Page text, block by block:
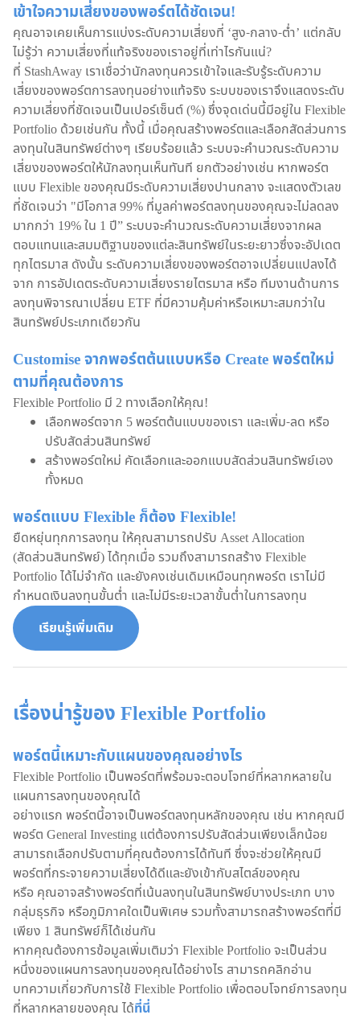
เข้าใจความเสี่ยงของพอร์ตได้ชัดเจน!
คุณอาจเคยเห็นการแบ่งระดับความเสี่ยงที่ ‘สูง-กลาง-ต่ำ’ แต่กลับ
ไม่รู้ว่า ความเสี่ยงที่แท้จริงของเราอยู่ที่เท่าไรกันแน่?
ที่ StashAway เราเชื่อว่านักลงทุนควรเข้าใจและรับรู้ระดับความ
เสี่ยงของพอร์ตการลงทุนอย่างแท้จริง ระบบของเราจึงแสดงระดับ
ความเสี่ยงที่ชัดเจนเป็นเปอร์เซ็นต์ (%) ซึ่งจุดเด่นนี้มีอยู่ใน Flexible
Portfolio ด้วยเช่นกัน ทั้งนี้ เมื่อคุณสร้างพอร์ตและเลือกสัดส่วนการ
ลงทุนในสินทรัพย์ต่างๆ เรียบร้อยแล้ว ระบบจะคำนวณระดับความ
เสี่ยงของพอร์ตให้นักลงทุนเห็นทันที ยกตัวอย่างเช่น หากพอร์ต
แบบ Flexible ของคุณมีระดับความเสี่ยงปานกลาง จะแสดงตัวเลข
ที่ชัดเจนว่า "มีโอกาส 99% ที่มูลค่าพอร์ตลงทุนของคุณจะไม่ลดลง
มากกว่า 19% ใน 1 ปี” ระบบจะคำนวณระดับความเสี่ยงจากผล
ตอบแทนและสมมติฐานของแต่ละสินทรัพย์ในระยะยาวซึ่งจะอัปเดต
ทุกไตรมาส ดังนั้น ระดับความเสี่ยงของพอร์ตอาจเปลี่ยนแปลงได้
จาก การอัปเดตระดับความเสี่ยงรายไตรมาส หรือ ทีมงานด้านการ
ลงทุนพิจารณาเปลี่ยน ETF ที่มีความคุ้มค่าหรือเหมาะสมกว่าใน
สินทรัพย์ประเภทเดียวกัน
Customise จากพอร์ตต้นแบบหรือ Create พอร์ตใหม่
ตามที่คุณต้องการ
Flexible Portfolio มี 2 ทางเลือกให้คุณ!
เลือกพอร์ตจาก 5 พอร์ตต้นแบบของเรา และเพิ่ม-ลด หรือ
ปรับสัดส่วนสินทรัพย์
สร้างพอร์ตใหม่ คัดเลือกและออกแบบสัดส่วนสินทรัพย์เอง
ทั้งหมด
พอร์ตแบบ Flexible ก็ต้อง Flexible!
ยืดหยุ่นทุกการลงทุน ให้คุณสามารถปรับ Asset Allocation
(สัดส่วนสินทรัพย์) ได้ทุกเมื่อ รวมถึงสามารถสร้าง Flexible
Portfolio ได้ไม่จำกัด และยังคงเช่นเดิมเหมือนทุกพอร์ต เราไม่มี
กำหนดเงินลงทุนขั้นต่ำ และไม่มีระยะเวลาขั้นต่ำในการลงทุน
เรียนรู้เพิ่มเติม
เรื่องน่ารู้ของ Flexible Portfolio
พอร์ตนี้เหมาะกับแผนของคุณอย่างไร
Flexible Portfolio เป็นพอร์ตที่พร้อมจะตอบโจทย์ที่หลากหลายใน
แผนการลงทุนของคุณได้
อย่างแรก พอร์ตนี้อาจเป็นพอร์ตลงทุนหลักของคุณ เช่น หากคุณมี
พอร์ต General Investing แต่ต้องการปรับสัดส่วนเพียงเล็กน้อย
สามารถเลือกปรับตามที่คุณต้องการได้ทันที ซึ่งจะช่วยให้คุณมี
พอร์ตที่กระจายความเสี่ยงได้ดีและยังเข้ากับสไตล์ของคุณ
หรือ คุณอาจสร้างพอร์ตที่เน้นลงทุนในสินทรัพย์บางประเภท บาง
กลุ่มธุรกิจ หรือภูมิภาคใดเป็นพิเศษ รวมทั้งสามารถสร้างพอร์ตที่มี
เพียง 1 สินทรัพย์ก็ได้เช่นกัน
หากคุณต้องการข้อมูลเพิ่มเติมว่า Flexible Portfolio จะเป็นส่วน
หนึ่งของแผนการลงทุนของคุณได้อย่างไร สามารถคลิกอ่าน
บทความเกี่ยวกับการใช้ Flexible Portfolio เพื่อตอบโจทย์การลงทุน
ที่หลากหลายของคุณ ได้ที่นี่